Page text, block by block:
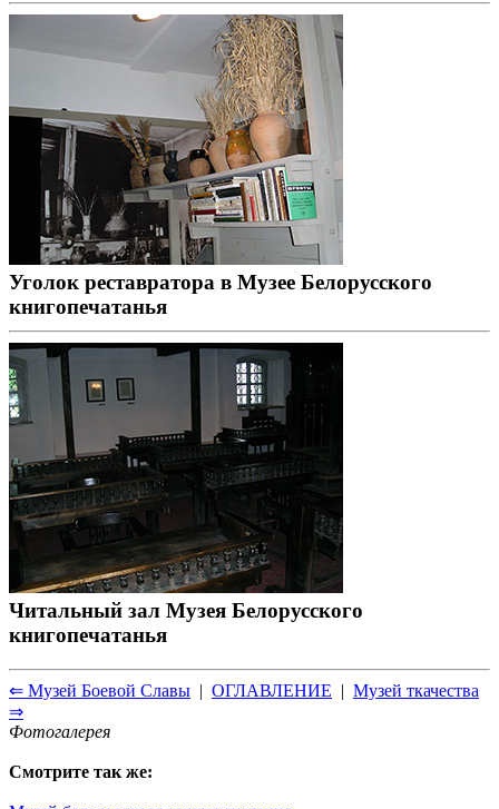
Уголок реставратора в Музее Белорусского
книгопечатанья
Читальный зал Музея Белорусского
книгопечатанья
⇐ Музей Боевой Славы | ОГЛАВЛЕНИЕ | Музей ткачества
⇒
Фотогалерея
Смотрите так же: